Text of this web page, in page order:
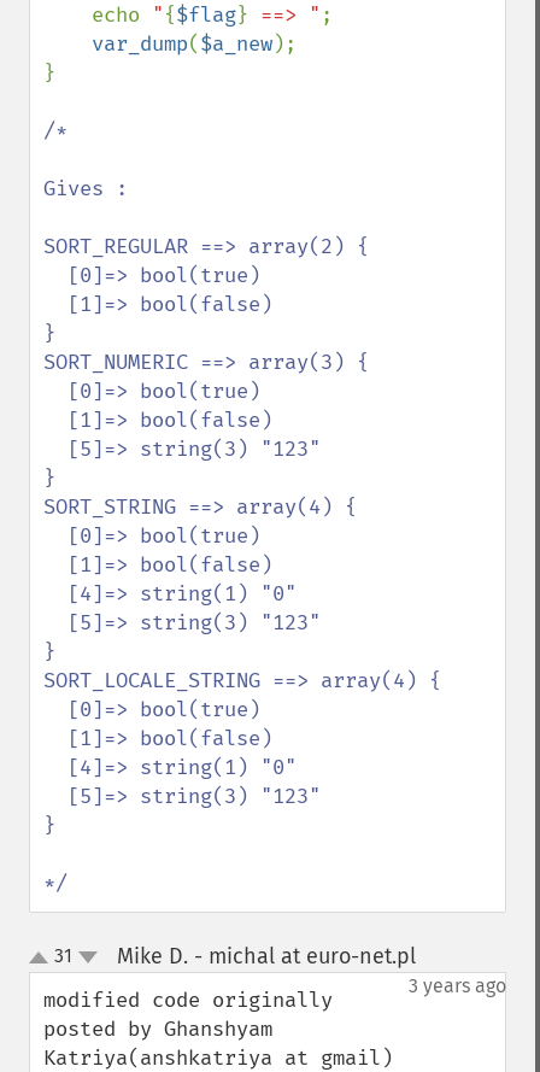
    echo
"{$flag} ==> " ;
var_dump($a_new);
}
/*
Gives :
SORT_REGULAR ==> array(2) {
}
SORT_NUMERIC ==> array(3) {
}
SORT_STRING ==> array(4) {
}
SORT_LOCALE_STRING ==> array(4) {
}
*/
up
down
31 Mike D. - michal at euro-net.pl¶
3 years ago
modified code originally
posted by Ghanshyam
Katriya(anshkatriya at gmail)